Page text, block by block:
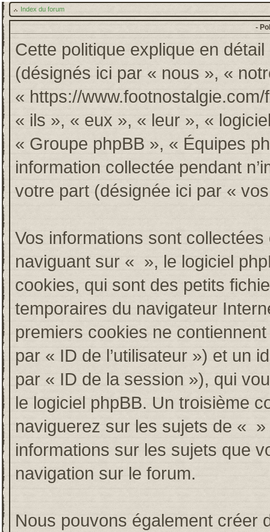
Index du forum
-
Cette politique explique en
(désignés ici par « nous », «
« https://
« ils », « eux », « leur », «
« Groupe phpBB », « Équipes
information collectée pendant
votre part (désignée ici par «
Vos informations sont
naviguant sur « », le logiciel
cookies, qui sont des petits
temporaires du navigateur
premiers cookies ne
par « ID de l’utilisateur ») et un
par « ID de la session »), qui
le logiciel phpBB. Un troisième
naviguerez sur les sujets de «
informations sur les sujets que
navigation sur le forum.
Nous pouvons également créer